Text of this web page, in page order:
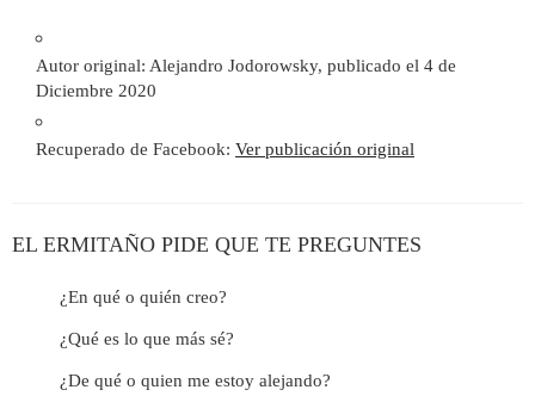
Autor original: Alejandro Jodorowsky, publicado el 4 de
Diciembre 2020
Recuperado de Facebook: Ver publicación original
EL ERMITAÑO PIDE QUE TE PREGUNTES
¿En qué o quién creo?
¿Qué es lo que más sé?
¿De qué o quien me estoy alejando?